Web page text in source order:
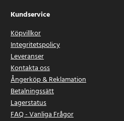
Kundservice
Köpvillkor
Integritetspolicy
Leveranser
Kontakta oss
Ångerköp & Reklamation
Betalningssätt
Lagerstatus
FAQ - Vanliga Frågor